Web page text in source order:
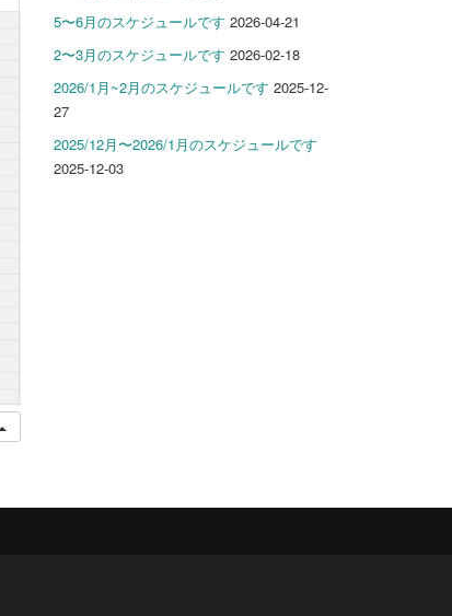
5〜6月のスケジュールです 2026-04-21
2〜3月のスケジュールです 2026-02-18
2026/1月~2月のスケジュールです 2025-12-
27
2025/12月〜2026/1月のスケジュールです
2025-12-03